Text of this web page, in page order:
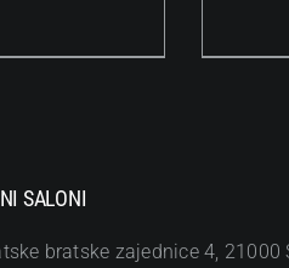
SALONI
bratske zajednice 4,